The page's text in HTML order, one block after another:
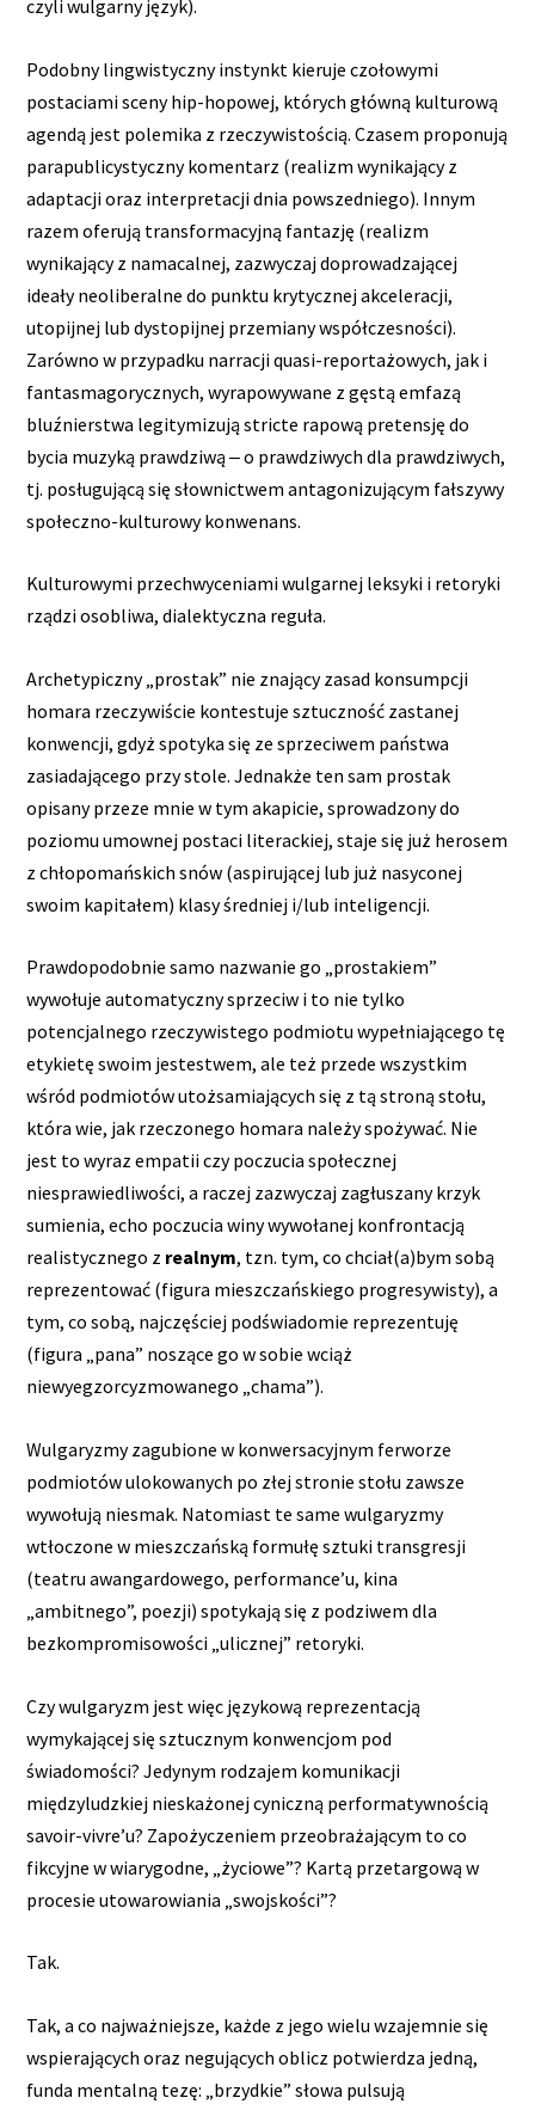
czyli wulgarny język).
Podobny lingwistyczny instynkt kieruje czołowymi
postaciami sceny hip-hopowej, których główną kulturową
agendą jest polemika z rzeczywistością. Czasem proponują
parapublicystyczny komentarz (realizm wynikający z
adaptacji oraz interpretacji dnia powszedniego). Innym
razem oferują transformacyjną fantazję (realizm
wynikający z namacalnej, zazwyczaj doprowadzającej
ideały neoliberalne do punktu krytycznej akceleracji,
utopijnej lub dystopijnej przemiany współczesności).
Zarówno w przypadku narracji quasi-reportażowych, jak i
fantasmagorycznych, wyrapowywane z gęstą emfazą
bluźnierstwa legitymizują stricte rapową pretensję do
bycia muzyką prawdziwą ‒ o prawdziwych dla prawdziwych,
tj. posługującą się słownictwem antagonizującym fałszywy
społeczno-kulturowy konwenans.
Kulturowymi przechwyceniami wulgarnej leksyki i retoryki
rządzi osobliwa, dialektyczna reguła.
Archetypiczny „prostak” nie znający zasad konsumpcji
homara rzeczywiście kontestuje sztuczność zastanej
konwencji, gdyż spotyka się ze sprzeciwem państwa
zasiadającego przy stole. Jednakże ten sam prostak
opisany przeze mnie w tym akapicie, sprowadzony do
poziomu umownej postaci literackiej, staje się już herosem
z chłopomańskich snów (aspirującej lub już nasyconej
swoim kapitałem) klasy średniej i/lub inteligencji.
Prawdopodobnie samo nazwanie go „prostakiem”
wywołuje automatyczny sprzeciw i to nie tylko
potencjalnego rzeczywistego podmiotu wypełniającego tę
etykietę swoim jestestwem, ale też przede wszystkim
wśród podmiotów utożsamiających się z tą stroną stołu,
która wie, jak rzeczonego homara należy spożywać. Nie
jest to wyraz empatii czy poczucia społecznej
niesprawiedliwości, a raczej zazwyczaj zagłuszany krzyk
sumienia, echo poczucia winy wywołanej konfrontacją
realistycznego z realnym, tzn. tym, co chciał(a)bym sobą
reprezentować (figura mieszczańskiego progresywisty), a
tym, co sobą, najczęściej podświadomie reprezentuję
(figura „pana” noszące go w sobie wciąż
niewyegzorcyzmowanego „chama”).
Wulgaryzmy zagubione w konwersacyjnym ferworze
podmiotów ulokowanych po złej stronie stołu zawsze
wywołują niesmak. Natomiast te same wulgaryzmy
wtłoczone w mieszczańską formułę sztuki transgresji
(teatru awangardowego, performance’u, kina
„ambitnego”, poezji) spotykają się z podziwem dla
bezkompromisowości „ulicznej” retoryki.
Czy wulgaryzm jest więc językową reprezentacją
wymykającej się sztucznym konwencjom pod
świadomości? Jedynym rodzajem komunikacji
międzyludzkiej nieskażonej cyniczną performatywnością
savoir-vivre’u? Zapożyczeniem przeobrażającym to co
fikcyjne w wiarygodne, „życiowe”? Kartą przetargową w
procesie utowarowiania „swojskości”?
Tak.
Tak, a co najważniejsze, każde z jego wielu wzajemnie się
wspierających oraz negujących oblicz potwierdza jedną,
funda mentalną tezę: „brzydkie” słowa pulsują